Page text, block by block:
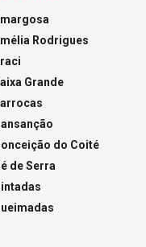
Rodrigues
Grande
do Coité
de Serra